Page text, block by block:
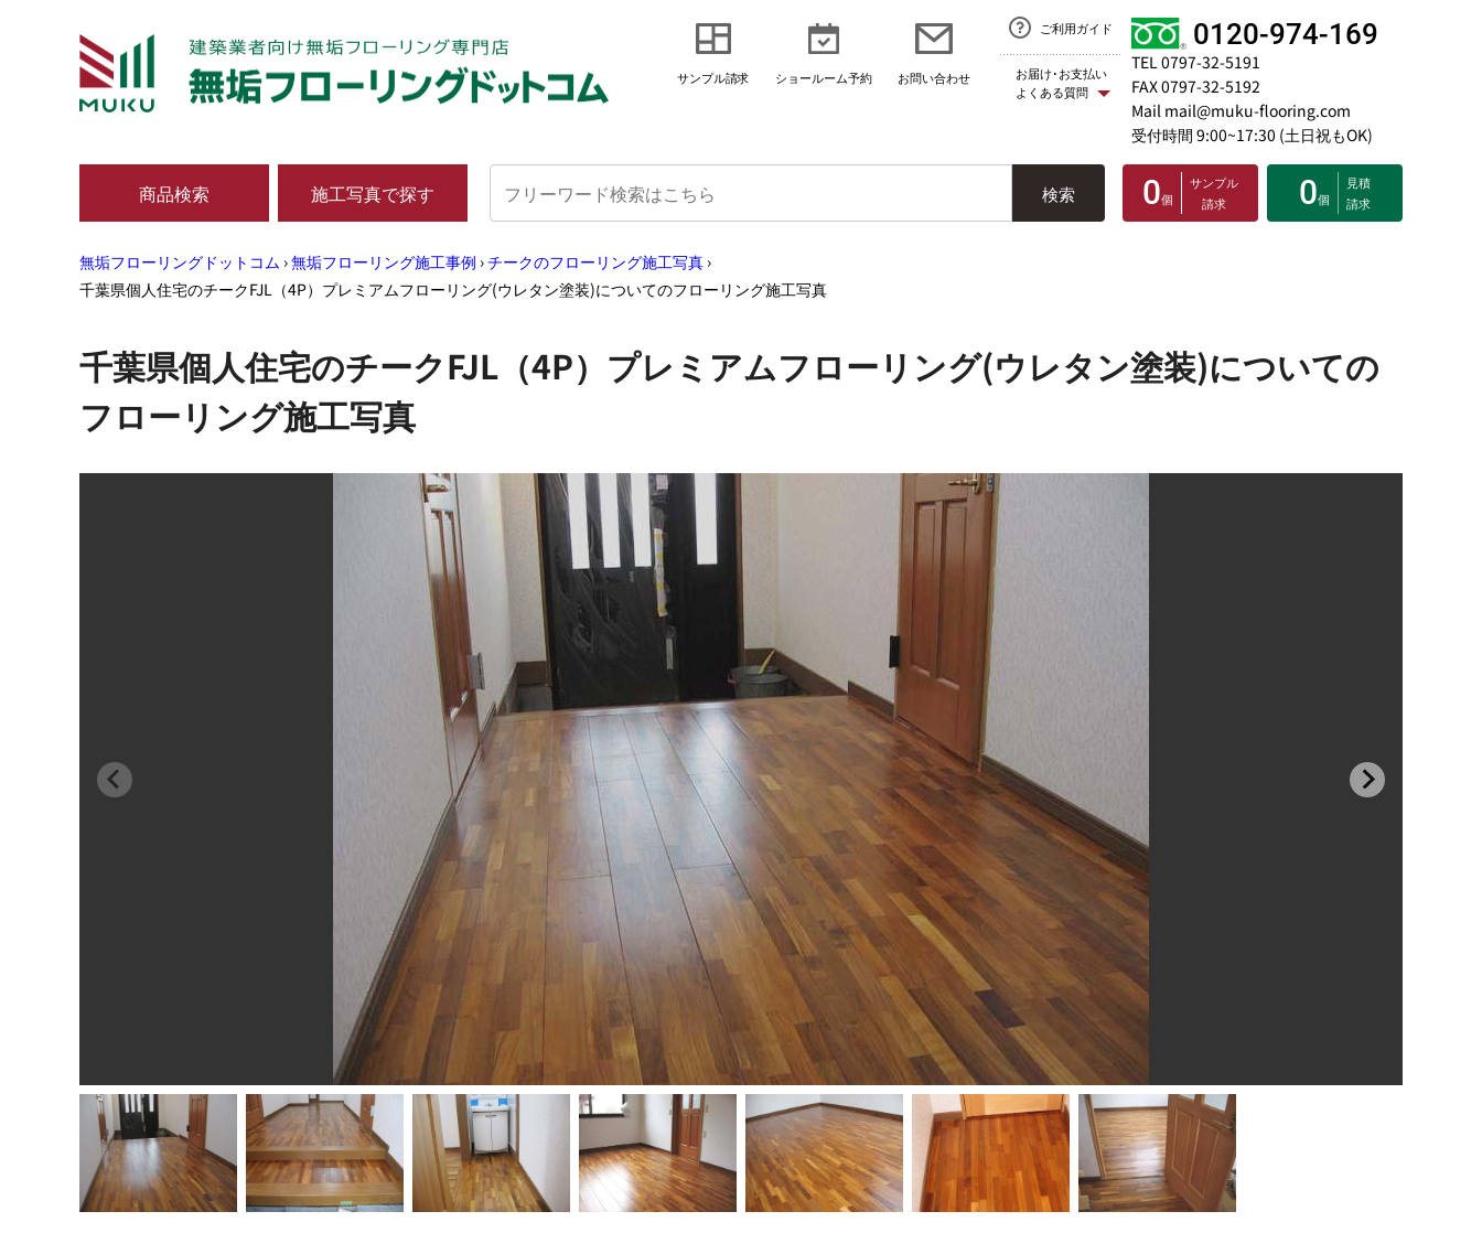
サンプル請求 ショールーム予約 お問い合わせ
ご利用ガイド
お届け･お支払い
よくある質問
0120-974-169
TEL 0797-32-5191
FAX 0797-32-5192
Mail mail@muku-flooring.com
受付時間 9:00~17:30 (土日祝もOK)
商品検索 施工写真で探す 検索 0個
サンプル
請求
0個
見積
請求
無垢フローリングドットコム ›無垢フローリング施工事例 ›チークのフローリング施工写真 ›
千葉県個人住宅のチークFJL（4P）プレミアムフローリング(ウレタン塗装)についてのフローリング施工写真
千葉県個人住宅のチークFJL（4P）プレミアムフローリング(ウレタン塗装)についての
フローリング施工写真